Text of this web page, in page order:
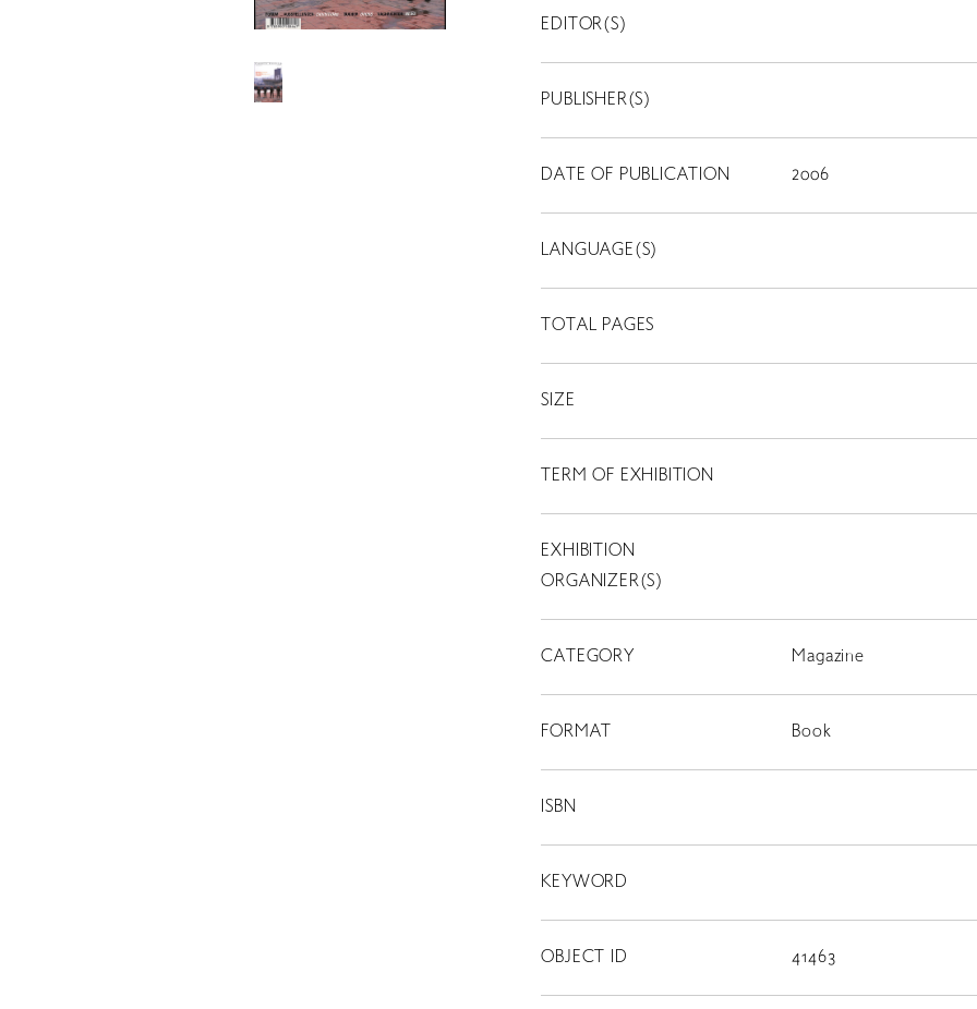
THINK ISLANDS
LIBRARY
RETRACE
動画
EDITOR(S)
PUBLISHER(S)
DATE OF PUBLICATION 2006
LANGUAGE(S)
TOTAL PAGES
SIZE
TERM OF EXHIBITION
EXHIBITION
ORGANIZER(S)
CATEGORY Magazine
FORMAT Book
ISBN
KEYWORD
OBJECT ID 41463